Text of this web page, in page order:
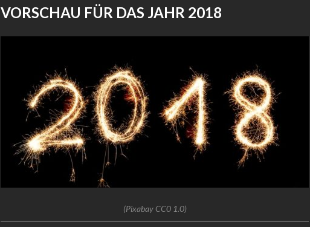
VORSCHAU FÜR DAS JAHR 2018
(Pixabay CC0 1.0)